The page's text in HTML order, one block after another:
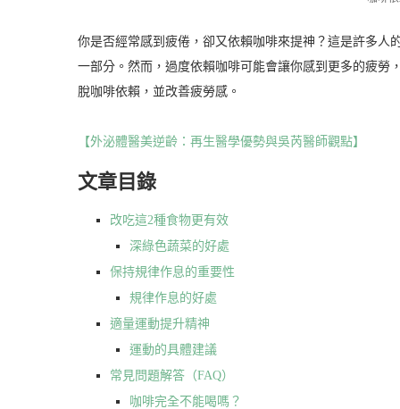
你是否經常感到疲倦，卻又依賴咖啡來提神？這是許多人
一部分。然而，過度依賴咖啡可能會讓你感到更多的疲勞
脫咖啡依賴，並改善疲勞感。
【外泌體醫美逆齡：再生醫學優勢與吳芮醫師觀點】
文章目錄
改吃這2種食物更有效
深綠色蔬菜的好處
保持規律作息的重要性
規律作息的好處
適量運動提升精神
運動的具體建議
常見問題解答（FAQ）
咖啡完全不能喝嗎？